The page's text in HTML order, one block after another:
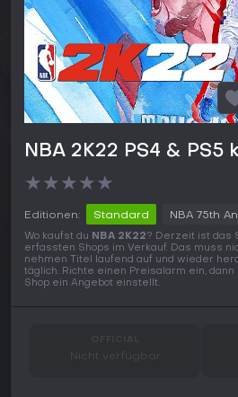
NBA 2K22 PS4 & PS5
★★★★★
Editionen: Standard NBA 75th
Wo kaufst du NBA 2K22? Derzeit ist das
erfassten Shops im Verkauf. Das muss
nehmen Titel laufend auf und wieder
täglich. Richte einen Preisalarm ein,
Shop ein Angebot einstellt.
Nicht verfügbar